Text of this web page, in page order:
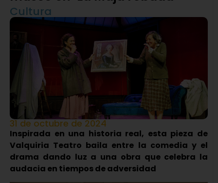
Cultura
31 de octubre de 2024
Inspirada en una historia real, esta pieza de
Valquiria Teatro baila entre la comedia y el
drama dando luz a una obra que celebra la
audacia en tiempos de adversidad